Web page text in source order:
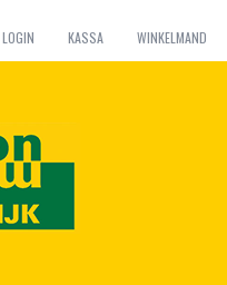
LOGIN KASSA WINKELMAND